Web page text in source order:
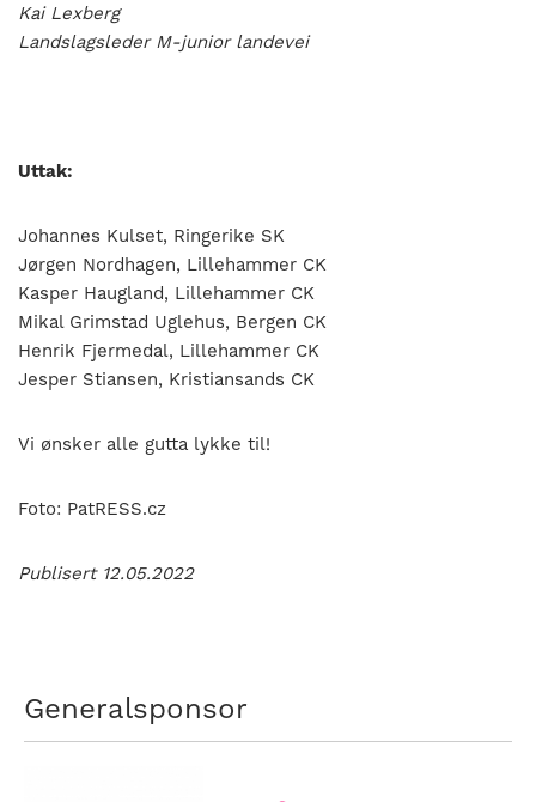
Kai Lexberg
Landslagsleder M-junior landevei
Uttak:
Johannes Kulset, Ringerike SK
Jørgen Nordhagen, Lillehammer CK
Kasper Haugland, Lillehammer CK
Mikal Grimstad Uglehus, Bergen CK
Henrik Fjermedal, Lillehammer CK
Jesper Stiansen, Kristiansands CK
Vi ønsker alle gutta lykke til!
Foto: PatRESS.cz
Publisert 12.05.2022
Generalsponsor